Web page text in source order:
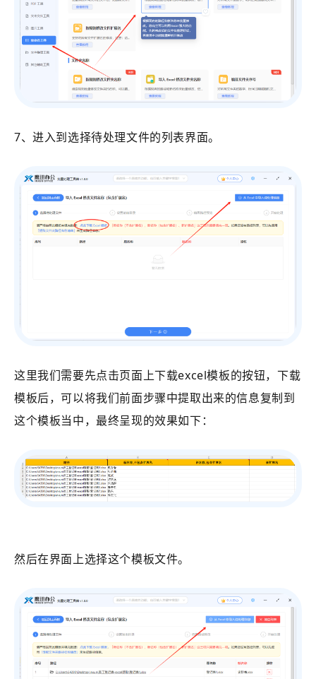
7、进入到选择待处理文件的列表界面。
这里我们需要先点击页面上下载excel模板的按钮，下载
模板后，可以将我们前面步骤中提取出来的信息复制到
这个模板当中，最终呈现的效果如下：
然后在界面上选择这个模板文件。